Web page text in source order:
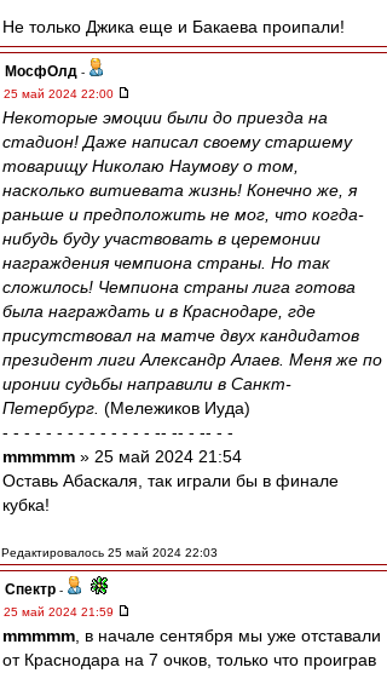
Не только Джика еще и Бакаева проипали!
МосфОлд -
25 май 2024 22:00
Некоторые эмоции были до приезда на
стадион! Даже написал своему старшему
товарищу Николаю Наумову о том,
насколько витиевата жизнь! Конечно же, я
раньше и предположить не мог, что когда-
нибудь буду участвовать в церемонии
награждения чемпиона страны. Но так
сложилось! Чемпиона страны лига готова
была награждать и в Краснодаре, где
присутствовал на матче двух кандидатов
президент лиги Александр Алаев. Меня же по
иронии судьбы направили в Санкт-
Петербург. (Мележиков Иуда)
- - - - - - - - - - - - - - -- -- - -- - -
mmmmm » 25 май 2024 21:54
Оставь Абаскаля, так играли бы в финале
кубка!
Редактировалось 25 май 2024 22:03
Спектр -
25 май 2024 21:59
mmmmm , в начале сентября мы уже отставали
от Краснодара на 7 очков, только что проиграв